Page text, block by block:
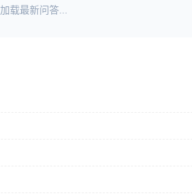
载最新问答...